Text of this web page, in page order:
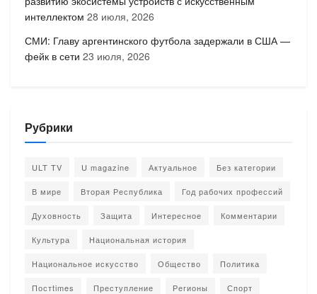
интеллектом 28 июля, 2026
СМИ: Главу аргентинского футбола задержали в США —
фейк в сети 23 июля, 2026
Рубрики
ULT TV U magazine Актуальное Без категории
В мире Вторая Республика Год рабочих профессий
Духовность Защита Интересное Комментарии
Культура Национальная история
Национальное искусство Общество Политика
Постtimes Преступление Регионы Спорт